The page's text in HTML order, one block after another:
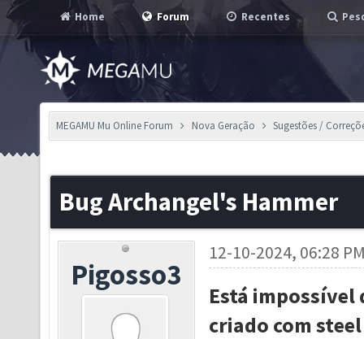
Home Forum Recentes
MEGAMU Mu Online Forum Nova Geração Sugestões /
Bug Archangel's Hammer
Pigosso3
12-10-2024, 06:28
Está impossível
criado com